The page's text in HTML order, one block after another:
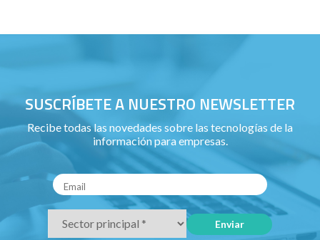
SUSCRÍBETE A NUESTRO NEWSLETTER
Recibe todas las novedades sobre las tecnologías de la
información para empresas.